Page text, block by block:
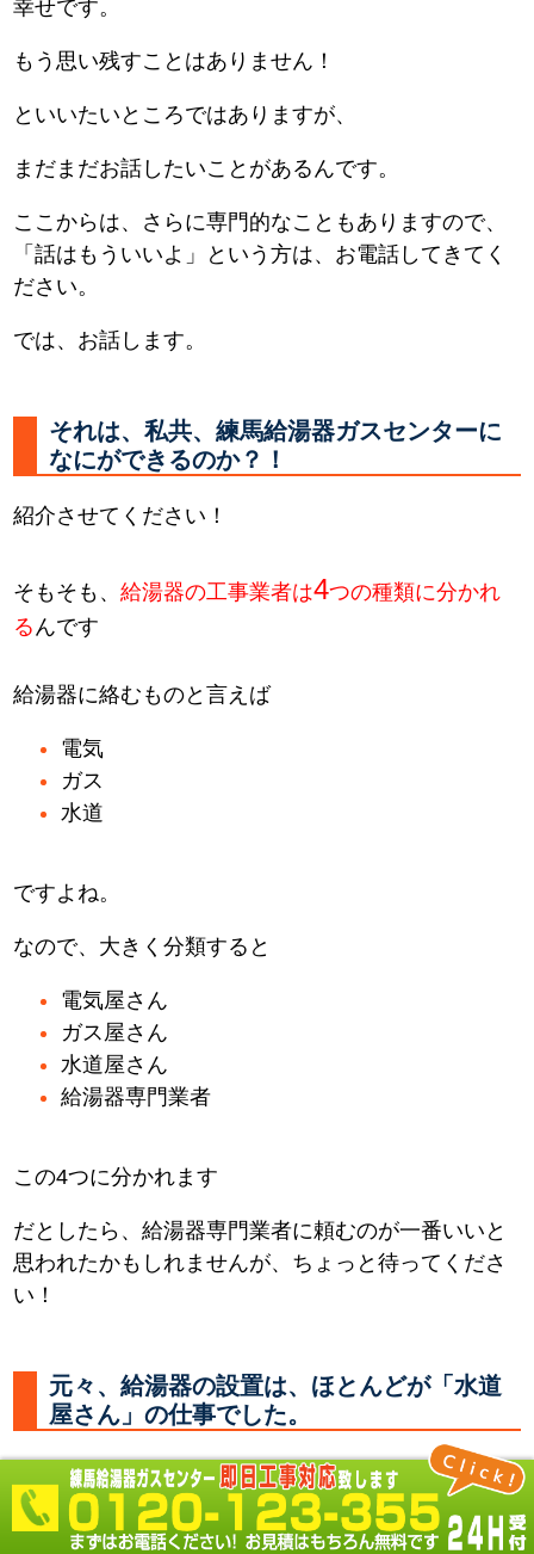
幸せです。
もう思い残すことはありません！
といいたいところではありますが、
まだまだお話したいことがあるんです。
ここからは、さらに専門的なこともありますので、
「話はもういいよ」という方は、お電話してきてく
ださい。
では、お話します。
それは、私共、練馬給湯器ガスセンターに
なにができるのか？！
紹介させてください！
そもそも、給湯器の工事業者は4つの種類に分かれ
る んです
給湯器に絡むものと言えば
電気
ガス
水道
ですよね。
なので、大きく分類すると
電気屋さん
ガス屋さん
水道屋さん
給湯器専門業者
この4つに分かれます
だとしたら、給湯器専門業者に頼むのが一番いいと
思われたかもしれませんが、ちょっと待ってくださ
い！
元々、給湯器の設置は、ほとんどが「水道
屋さん」の仕事でした。
何故なら 必要なところに水やお湯を供給する配管を
し、器具を取付るのは「水道屋さん」だからです。